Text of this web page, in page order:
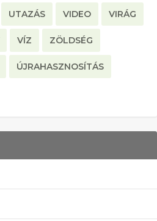
UTAZÁS VIDEO VIRÁG
VÍZ ZÖLDSÉG
ÚJRAHASZNOSÍTÁS